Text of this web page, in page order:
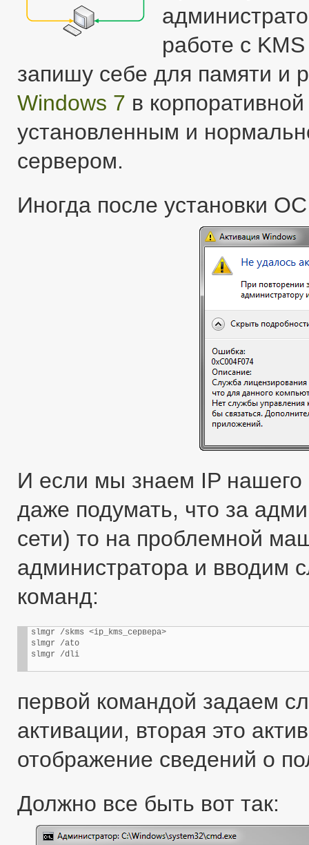
работе с
запишу себе для памяти и
Windows 7 в
установленным и
сервером.
Иногда после установки
И если мы знаем IP нашего
даже подумать, что за
сети) то на проблемной
администратора и вводим
команд:
slmgr /skms <ip_kms_сервера>
slmgr /ato
slmgr /dli
первой командой задаем
активации, вторая это
отображение сведений о
Должно все быть вот так: